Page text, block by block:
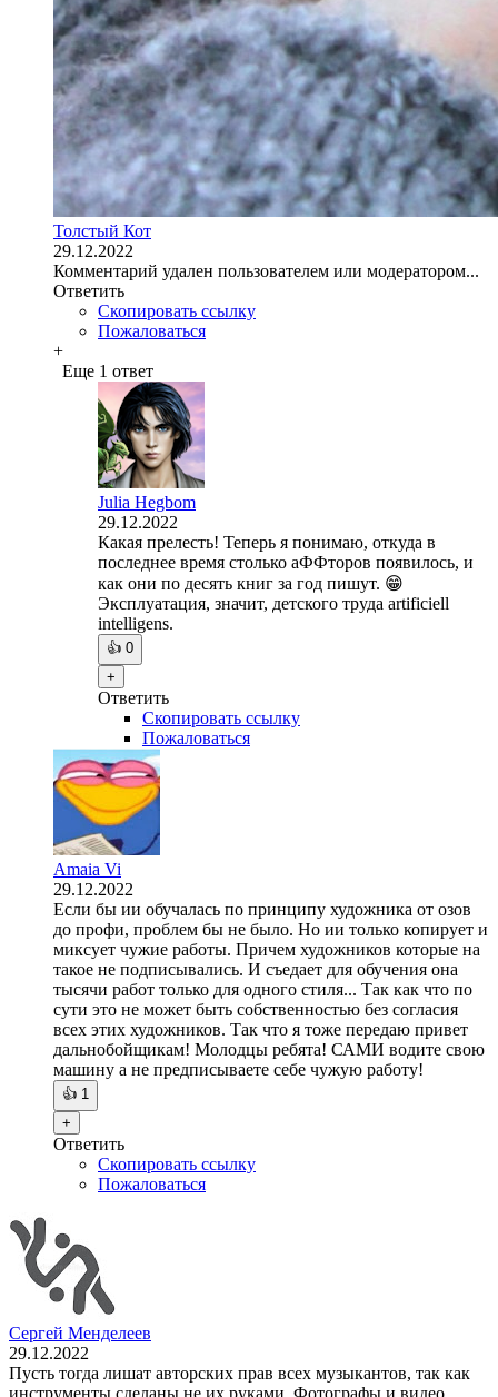
Толстый Кот
29.12.2022
Комментарий удален пользователем или модератором...
Ответить
Скопировать ссылку
Пожаловаться
+
Еще 1 ответ
Julia Hegbom
29.12.2022
Какая прелесть! Теперь я понимаю, откуда в
последнее время столько аФФторов появилось, и
как они по десять книг за год пишут. 😁
Эксплуатация, значит, детского труда artificiell
intelligens.
👍 0
+
Ответить
Скопировать ссылку
Пожаловаться
Amaia Vi
29.12.2022
Если бы ии обучалась по принципу художника от озов
до профи, проблем бы не было. Но ии только копирует и
миксует чужие работы. Причем художников которые на
такое не подписывались. И съедает для обучения она
тысячи работ только для одного стиля... Так как что по
сути это не может быть собственностью без согласия
всех этих художников. Так что я тоже передаю привет
дальнобойщикам! Молодцы ребята! САМИ водите свою
машину а не предписываете себе чужую работу!
👍 1
+
Ответить
Скопировать ссылку
Пожаловаться
Сергей Менделеев
29.12.2022
Пусть тогда лишат авторских прав всех музыкантов, так как